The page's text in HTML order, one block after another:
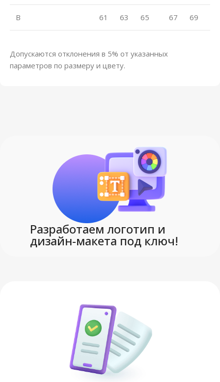
B 61 63 65 67 69
Допускаются отклонения в 5% от указанных
параметров по размеру и цвету.
Разработаем логотип и
дизайн-макета под ключ!